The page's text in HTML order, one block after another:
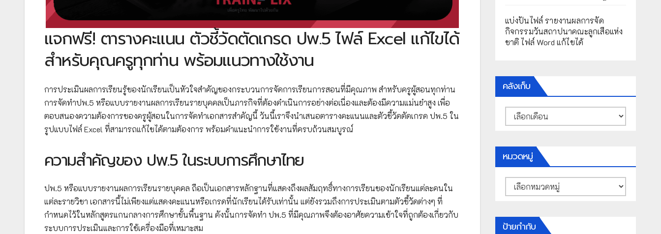
แจกฟรี! ตารางคะแนน ตัวชี้วัดตัดเกรด ปพ.5 ไฟล์ Excel แก้ไขได้
สำหรับคุณครูทุกท่าน พร้อมแนวทางใช้งาน
การประเมินผลการเรียนรู้ของนักเรียนเป็นหัวใจสำคัญของกระบวนการจัดการเรียนการสอนที่มีคุณภาพ สำหรับครูผู้สอนทุกท่าน
การจัดทำปพ.5 หรือแบบรายงานผลการเรียนรายบุคคลเป็นภารกิจที่ต้องดำเนินการอย่างต่อเนื่องและต้องมีความแม่นยำสูง เพื่อ
ตอบสนองความต้องการของครูผู้สอนในการจัดทำเอกสารสำคัญนี้ วันนี้เราจึงนำเสนอตารางคะแนนและตัวชี้วัดตัดเกรด ปพ.5 ใน
รูปแบบไฟล์ Excel ที่สามารถแก้ไขได้ตามต้องการ พร้อมคำแนะนำการใช้งานที่ครบถ้วนสมบูรณ์
ความสำคัญของ ปพ.5 ในระบบการศึกษาไทย
ปพ.5 หรือแบบรายงานผลการเรียนรายบุคคล ถือเป็นเอกสารหลักฐานที่แสดงถึงผลสัมฤทธิ์ทางการเรียนของนักเรียนแต่ละคนใน
แต่ละรายวิชา เอกสารนี้ไม่เพียงแต่แสดงคะแนนหรือเกรดที่นักเรียนได้รับเท่านั้น แต่ยังรวมถึงการประเมินตามตัวชี้วัดต่างๆ ที่
กำหนดไว้ในหลักสูตรแกนกลางการศึกษาขั้นพื้นฐาน ดังนั้นการจัดทำ ปพ.5 ที่มีคุณภาพจึงต้องอาศัยความเข้าใจที่ถูกต้องเกี่ยวกับ
ระบบการประเมินและการใช้เครื่องมือที่เหมาะสม
แบ่งปันไฟล์ รายงานผลการจัด
กิจกรรมวันสถาปนาคณะลูกเสือแห่ง
ชาติ ไฟล์ Word แก้ไขได้
คลังเก็บ
คลัง
เก็บ
หมวดหมู่
หมวด
หมู่
ป้ายกำกับ